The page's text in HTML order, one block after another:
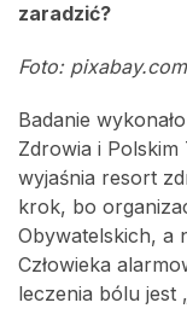
zaradzić?
Foto:
Badanie
Zdrowia i
wyjaśnia resort
krok, bo
Obywatelskich, a
Człowieka
leczenia bólu jest